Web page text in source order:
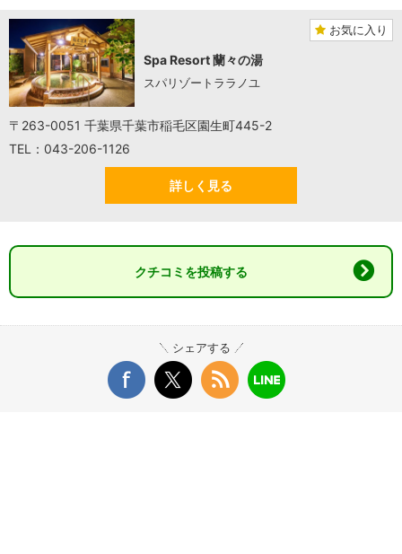
お気に入り
Spa Resort 蘭々の湯
スパリゾートララノユ
〒263-0051 千葉県千葉市稲毛区園生町445-2
TEL：043-206-1126
詳しく見る
クチコミを投稿する
シェアする